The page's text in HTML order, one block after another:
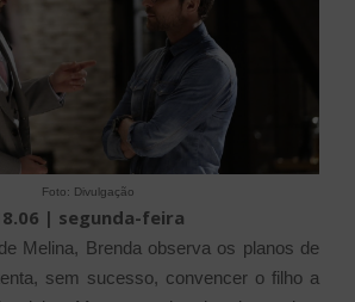
Foto: Divulgação
| segunda-feira
Melina, Brenda observa os planos de
sem sucesso, convencer o filho a